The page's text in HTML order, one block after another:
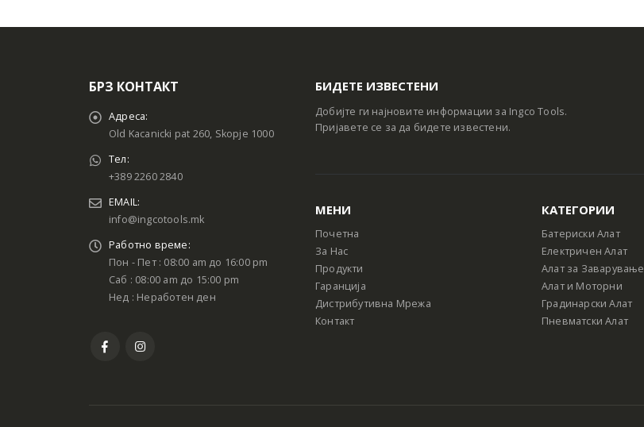
БРЗ КОНТАКТ
Адреса:
Old Kacanicki pat 260, Skopje 1000
Тел:
+389 2260 2840
EMAIL:
info@ingcotools.mk
Работно време:
Пон - Пет : 08:00 am до 16:00 pm
Саб : 08:00 am до 15:00 pm
Нед : Неработен ден
БИДЕТЕ ИЗВЕСТЕНИ
Добијте ги најновите информации за Ingco Tools.
Пријавете се за да бидете известени.
МЕНИ
Почетна
За Нас
Продукти
Гаранција
Дистрибутивна Мрежа
Контакт
КАТЕГОРИИ
Батериски Алат
Електричен Алат
Алат за Заварување
Алат и Моторни
Градинарски Алат
Пневматски Алат